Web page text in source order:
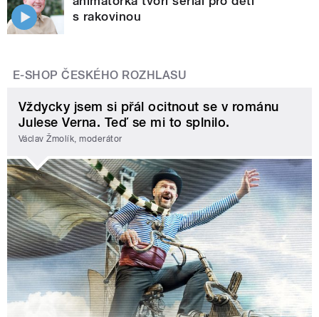
s rakovinou
E-SHOP ČESKÉHO ROZHLASU
Vždycky jsem si přál ocitnout se v románu
Julese Verna. Teď se mi to splnilo.
Václav Žmolík, moderátor